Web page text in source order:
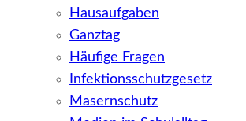
Hausaufgaben
Ganztag
Häufige Fragen
Infektionsschutzgesetz
Masernschutz